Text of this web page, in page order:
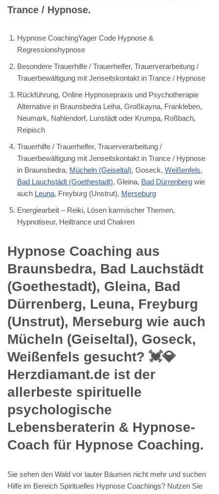
Trance / Hypnose.
Hypnose CoachingYager Code Hypnose &
Regressionshypnose
Besondere Trauerhilfe / Trauerhelfer, Trauerverarbeitung /
Trauerbewältigung mit Jenseitskontakt in Trance / Hypnose
Rückführung, Online Hypnosepraxis und Psychotherapie
Alternative in Braunsbedra Leiha, Großkayna, Frankleben,
Neumark, Nahlendorf, Lunstädt oder Krumpa, Roßbach,
Reipisch
Trauerhilfe / Trauerhelfer, Trauerverarbeitung /
Trauerbewältigung mit Jenseitskontakt in Trance / Hypnose
in Braunsbedra, Mücheln (Geiseltal), Goseck, Weißenfels,
Bad Lauchstädt (Goethestadt), Gleina, Bad Dürrenberg wie
auch Leuna, Freyburg (Unstrut), Merseburg
Energiearbeit – Reiki, Lösen karmischer Themen,
Hypnotiseur, Heiltrance und Chakren
Hypnose Coaching aus
Braunsbedra, Bad Lauchstädt
(Goethestadt), Gleina, Bad
Dürrenberg, Leuna, Freyburg
(Unstrut), Merseburg wie auch
Mücheln (Geiseltal), Goseck,
Weißenfels gesucht? 💓️💎
Herzdiamant.de ist der
allerbeste spirituelle
psychologische
Lebensberaterin & Hypnose-
Coach für Hypnose Coaching.
Sie sehen den Wald vor lauter Bäumen nicht mehr und suchen
Hilfe im Bereich Spirituelles Hypnose Coachings? Nutzen Sie